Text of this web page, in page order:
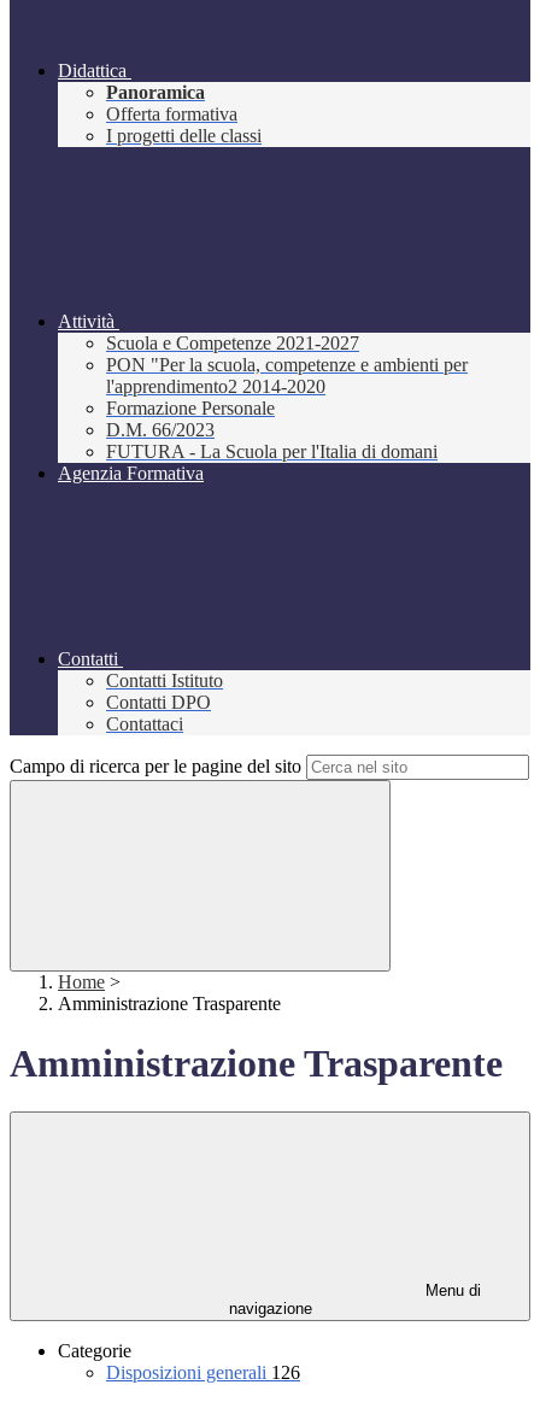
Didattica
Panoramica
Offerta formativa
I progetti delle classi
Attività
Scuola e Competenze 2021-2027
PON "Per la scuola, competenze e ambienti per
l'apprendimento2 2014-2020
Formazione Personale
D.M. 66/2023
FUTURA - La Scuola per l'Italia di domani
Agenzia Formativa
Contatti
Contatti Istituto
Contatti DPO
Contattaci
Campo di ricerca per le pagine del sito
Home >
Amministrazione Trasparente
Amministrazione Trasparente
Menu di
navigazione
Categorie
Disposizioni generali 126